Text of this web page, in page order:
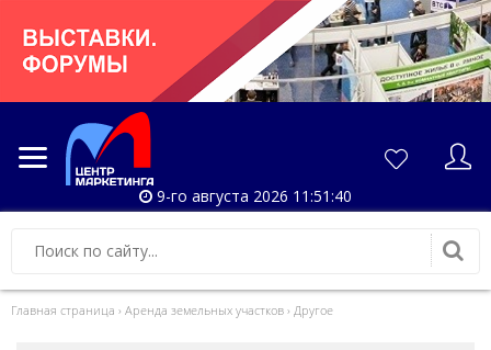
9-го августа 2026 11:51:40
Главная страница › Аренда земельных участков › Другое